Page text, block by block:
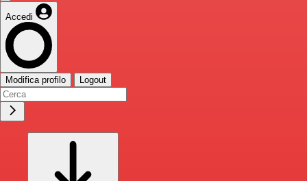
Accedi
Modifica profilo Logout